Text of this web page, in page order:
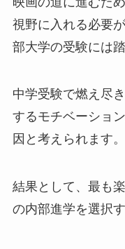
視野に入れる必要
部大学の受験には
中学受験で燃え尽
するモチベーショ
因と考えられます。
結果として、最も
の内部進学を選択